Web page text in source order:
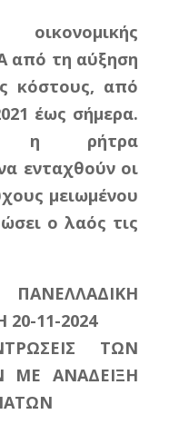
από τη αύξηση
κόστους, από
έως σήμερα.
η ρήτρα
ενταχθούν οι
μειωμένου
ο λαός τις
11-2024
ΤΩΝ
ΜΕ ΑΝΑΔΕΙΞΗ